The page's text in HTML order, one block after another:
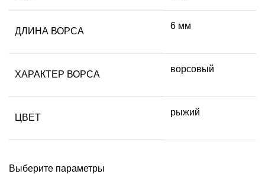
ДЛИНА ВОРСА
6 мм
ХАРАКТЕР ВОРСА
ворсовый
ЦВЕТ
рыжий
Выберите параметры